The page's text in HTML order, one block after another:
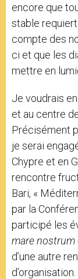
encore que
stable
compte des
ci et que les
mettre en
Je voudrais
et au centre
Précisément
je serai
Chypre et en
rencontre
Bari, «
par la
participé les
mare nostrum
d’une autre
d’organisation.